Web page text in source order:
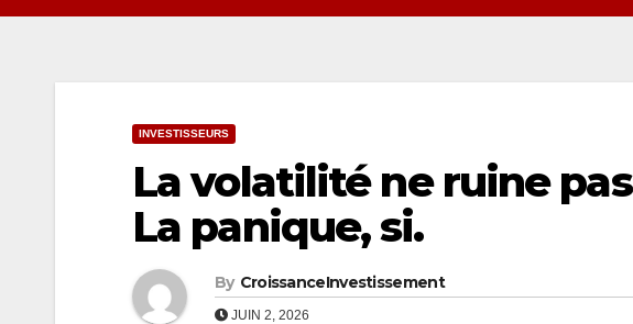
INVESTISSEURS
La volatilité ne ruine
La panique, si.
By CroissanceInvestissement
JUIN 2, 2026